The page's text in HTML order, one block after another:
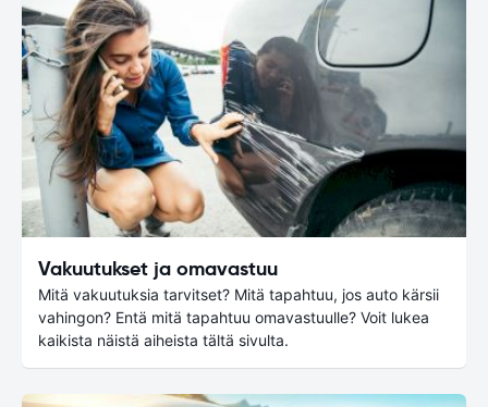
Vakuutukset ja omavastuu
Mitä vakuutuksia tarvitset? Mitä tapahtuu, jos auto kärsii
vahingon? Entä mitä tapahtuu omavastuulle? Voit lukea
kaikista näistä aiheista tältä sivulta.